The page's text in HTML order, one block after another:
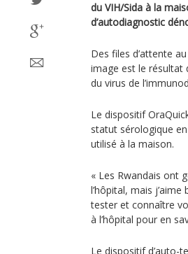
du VIH/Sida à la
d’autodiagnostic
Des files d’attente
image est le résultat
du virus de
Le dispositif
statut sérologique
utilisé à la maison.
« Les Rwandais ont
l’hôpital, mais
tester et connaître
à l’hôpital pour en
Le dispositif d’auto-